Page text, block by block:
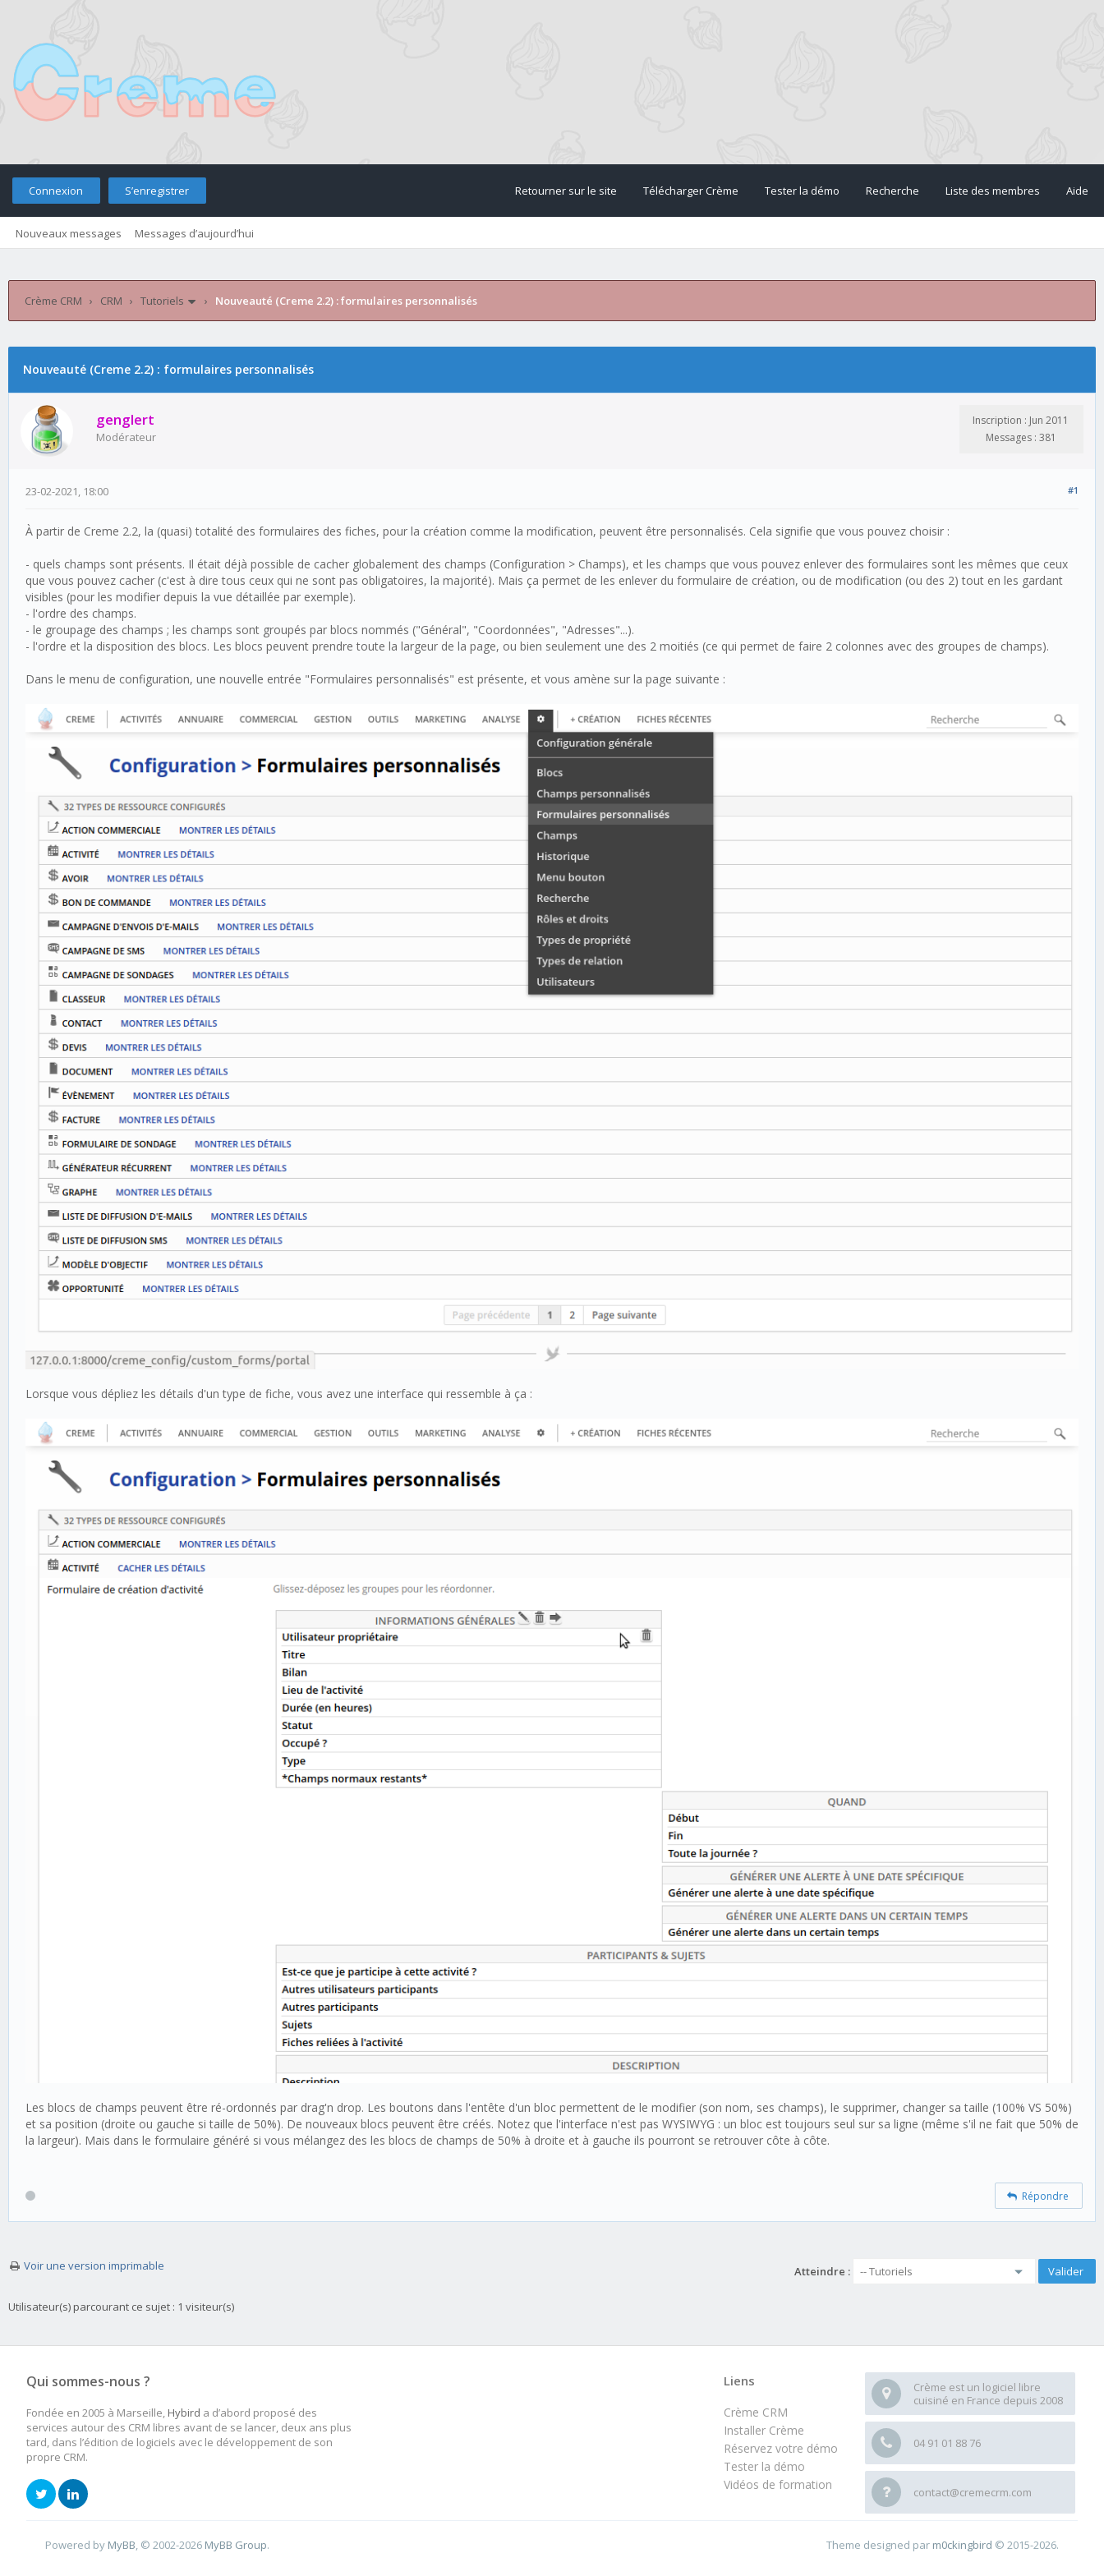
Connexion S’enregistrer Retourner sur le site Télécharger Crème Tester la démo Recherche Liste des membres Aide
Nouveaux messages Messages d’aujourd’hui
Crème CRM › CRM › Tutoriels › Nouveauté (Creme 2.2) : formulaires personnalisés
Nouveauté (Creme 2.2) : formulaires personnalisés
genglert
Modérateur
Inscription : Jun 2011
Messages : 381
#1
23-02-2021, 18:00
À partir de Creme 2.2, la (quasi) totalité des formulaires des fiches, pour la création comme la modification, peuvent être personnalisés. Cela signifie que vous pouvez choisir :
- quels champs sont présents. Il était déjà possible de cacher globalement des champs (Configuration > Champs), et les champs que vous pouvez enlever des formulaires sont les mêmes que ceux
que vous pouvez cacher (c'est à dire tous ceux qui ne sont pas obligatoires, la majorité). Mais ça permet de les enlever du formulaire de création, ou de modification (ou des 2) tout en les gardant
visibles (pour les modifier depuis la vue détaillée par exemple).
- l'ordre des champs.
- le groupage des champs ; les champs sont groupés par blocs nommés ("Général", "Coordonnées", "Adresses"...).
- l'ordre et la disposition des blocs. Les blocs peuvent prendre toute la largeur de la page, ou bien seulement une des 2 moitiés (ce qui permet de faire 2 colonnes avec des groupes de champs).
Dans le menu de configuration, une nouvelle entrée "Formulaires personnalisés" est présente, et vous amène sur la page suivante :
Lorsque vous dépliez les détails d'un type de fiche, vous avez une interface qui ressemble à ça :
Les blocs de champs peuvent être ré-ordonnés par drag'n drop. Les boutons dans l'entête d'un bloc permettent de le modifier (son nom, ses champs), le supprimer, changer sa taille (100% VS 50%)
et sa position (droite ou gauche si taille de 50%). De nouveaux blocs peuvent être créés. Notez que l'interface n'est pas WYSIWYG : un bloc est toujours seul sur sa ligne (même s'il ne fait que 50% de
la largeur). Mais dans le formulaire généré si vous mélangez des les blocs de champs de 50% à droite et à gauche ils pourront se retrouver côte à côte.
Répondre
Voir une version imprimable Atteindre :
Utilisateur(s) parcourant ce sujet : 1 visiteur(s)
Qui sommes-nous ?
Fondée en 2005 à Marseille, Hybird a d’abord proposé des
services autour des CRM libres avant de se lancer, deux ans plus
tard, dans l’édition de logiciels avec le développement de son
propre CRM.
Crème est un logiciel libre
cuisiné en France depuis 2008
04 91 01 88 76
contact@cremecrm.com
Liens
Crème CRM
Installer Crème
Réservez votre démo
Tester la démo
Vidéos de formation
Powered by MyBB , © 2002-2026 MyBB Group. Theme designed par m0ckingbird © 2015-2026.